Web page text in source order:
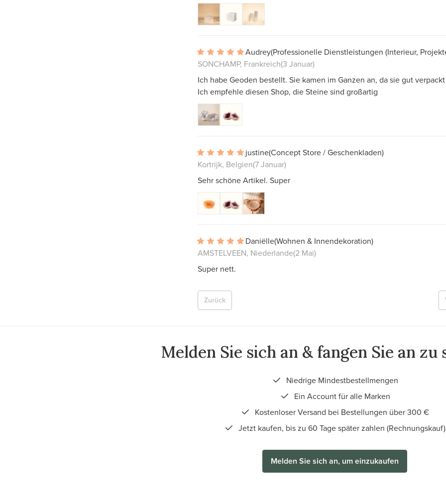
Audrey(Professionelle Dienstleistungen (Interieur,
SONCHAMP, Frankreich(3 Januar)
Ich habe Geoden bestellt. Sie kamen im Ganzen an, da sie gut
Ich empfehle diesen Shop, die Steine ​​sind großartig
justine(Concept Store / Geschenkladen)
Kortrijk, Belgien(7 Januar)
Sehr schöne Artikel. Super
Daniëlle(Wohnen & Innendekoration)
AMSTELVEEN, Niederlande(2 Mai)
Super nett.
Zurück
Melden Sie sich an & fangen Sie an zu
Niedrige Mindestbestellmengen
Ein Account für alle Marken
Kostenloser Versand bei Bestellungen über 300 €
Jetzt kaufen, bis zu 60 Tage später zahlen (Rechnungskauf)
Melden Sie sich an, um einzukaufen